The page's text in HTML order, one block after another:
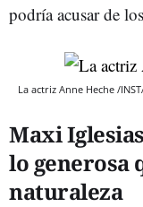
podría acusar de
La actriz Anne Heche /
Maxi
lo generosa
naturaleza